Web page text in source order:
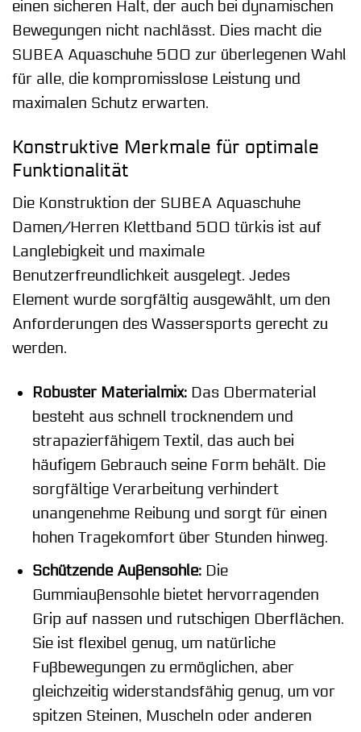
einen sicheren Halt, der auch bei dynamischen
Bewegungen nicht nachlässt. Dies macht die
SUBEA Aquaschuhe 500 zur überlegenen Wahl
für alle, die kompromisslose Leistung und
maximalen Schutz erwarten.
Konstruktive Merkmale für optimale
Funktionalität
Die Konstruktion der SUBEA Aquaschuhe
Damen/Herren Klettband 500 türkis ist auf
Langlebigkeit und maximale
Benutzerfreundlichkeit ausgelegt. Jedes
Element wurde sorgfältig ausgewählt, um den
Anforderungen des Wassersports gerecht zu
werden.
Robuster Materialmix:Das Obermaterial
besteht aus schnell trocknendem und
strapazierfähigem Textil, das auch bei
häufigem Gebrauch seine Form behält. Die
sorgfältige Verarbeitung verhindert
unangenehme Reibung und sorgt für einen
hohen Tragekomfort über Stunden hinweg.
Schützende Außensohle:Die
Gummiaußensohle bietet hervorragenden
Grip auf nassen und rutschigen Oberflächen.
Sie ist flexibel genug, um natürliche
Fußbewegungen zu ermöglichen, aber
gleichzeitig widerstandsfähig genug, um vor
spitzen Steinen, Muscheln oder anderen